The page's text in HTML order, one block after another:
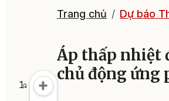
Trang chủ Dự báo
Áp thấp nhiệt
chủ động ứng